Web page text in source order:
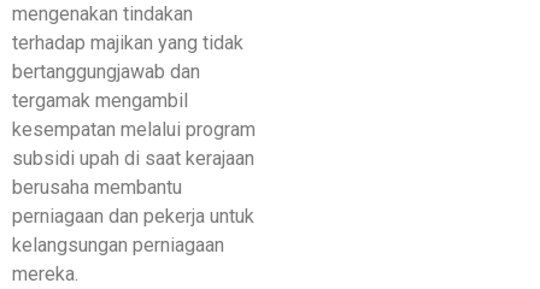
mengenakan tindakan
terhadap majikan yang tidak
bertanggungjawab dan
tergamak mengambil
kesempatan melalui program
subsidi upah di saat kerajaan
berusaha membantu
perniagaan dan pekerja untuk
kelangsungan perniagaan
mereka.